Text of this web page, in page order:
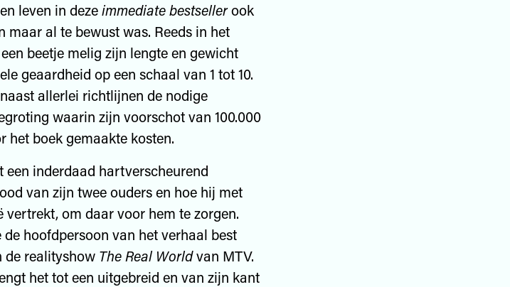
leven in dezeimmediate bestsellerook
maar al te bewust was. Reeds in het
beetje melig zijn lengte en gewicht
geaardheid op een schaal van 1 tot 10.
allerlei richtlijnen de nodige
waarin zijn voorschot van 100.000
het boek gemaakte kosten.
inderdaad hartverscheurend
van zijn twee ouders en hoe hij met
om daar voor hem te zorgen.
hoofdpersoon van het verhaal best
de realityshow The Real Worldvan MTV.
het tot een uitgebreid en van zijn kant